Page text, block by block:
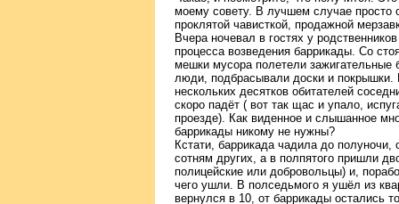
моему совету. В лучшем случае просто
проклятой чависткой, продажной
Вчера ночевал в гостях у
процесса возведения баррикады. Со
мешки мусора полетели зажигательные
люди, подбрасывали доски и
нескольких десятков обитателей
скоро падёт ( вот так щас и упало,
проезде). Как виденное и слышанное
баррикады никому не нужны?
Кстати, баррикада чадила до
сотням других, а в полпятого пришли
полицейские или добровольцы) и,
чего ушли. В полседьмого я ушёл из
вернулся в 10, от баррикады остались